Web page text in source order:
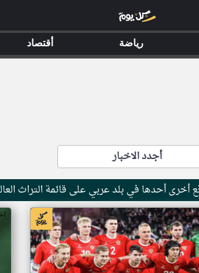
أجدد الاخبار
أحدها في بلد عربي على قائمة التراث
من ار تي عربي
رياضة أقتصاد